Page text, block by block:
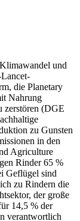
und
die Planetary
Nahrung
zerstören (DGE
zu Gunsten
in den
Agriculture
Rinder 65 %
Geflügel sind
zu Rindern die
der große
14,5 % der
verantwortlich